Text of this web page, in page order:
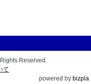
Reserved.
て
powered by bizpla